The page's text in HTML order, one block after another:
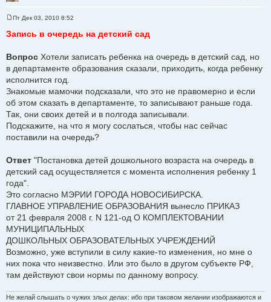
о
е
н
и
е
Пт Дек 03, 2010 8:52
Запись в очередь на детский сад
Вопрос Хотели записать ребенка на очередь в детский сад, но
в департаменте образования сказали, приходить, когда ребенку
исполнится год.
Знакомые мамочки подсказали, что это не правомерно и если
об этом сказать в департаменте, то записывают раньше года.
Так, они своих детей и в полгода записывали.
Подскажите, на что я могу сослаться, чтобы нас сейчас
поставили на очередь?
Ответ "Постановка детей дошкольного возраста на очередь в
детский сад осуществляется с момента исполнения ребенку 1
года".
Это согласно МЭРИИ ГОРОДА НОВОСИБИРСКА.
ГЛАВНОЕ УПРАВЛЕНИЕ ОБРАЗОВАНИЯ вынесло ПРИКАЗ
от 21 февраля 2008 г. N 121-од О КОМПЛЕКТОВАНИИ
МУНИЦИПАЛЬНЫХ
ДОШКОЛЬНЫХ ОБРАЗОВАТЕЛЬНЫХ УЧРЕЖДЕНИЙ
Возможно, уже вступили в силу какие-то изменения, но мне о
них пока что неизвестно. Или это было в другом субъекте РФ,
там действуют свои нормы по данному вопросу.
Не желай слышать о чужих злых делах: ибо при таковом желании изображаются и